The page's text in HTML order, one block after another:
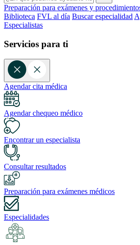
Preparación para exámenes y
Biblioteca FVL al día Buscar especialidad
Especialistas
Servicios para ti
Agendar cita médica
Agendar chequeo médico
Encontrar un especialista
Consultar resultados
Preparación para exámenes médicos
Especialidades